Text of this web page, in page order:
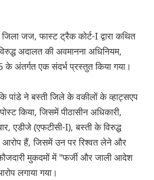
जज, फास्ट ट्रैक कोर्ट-I द्वारा कथित
अदालत की अवमानना ​​अधिनियम,
के अंतर्गत एक संदर्भ प्रस्तुत किया गया।
पांडे ने बस्ती जिले के वकीलों के व्हाट्सएप
किया, जिसमें पीठासीन अधिकारी,
एडीजे (एफटीसी-I), बस्ती के विरुद्ध
आरोप हैं, जिसमें उन पर रिश्वत लेने और
मुकदमों में "फर्जी और जाली आदेश
लगाया गया।